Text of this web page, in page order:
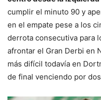
cumplir el minuto 90 y
en el empate pese a los
derrota consecutiva para
afrontar el Gran Derbi en
más difícil todavía en
de final venciendo por